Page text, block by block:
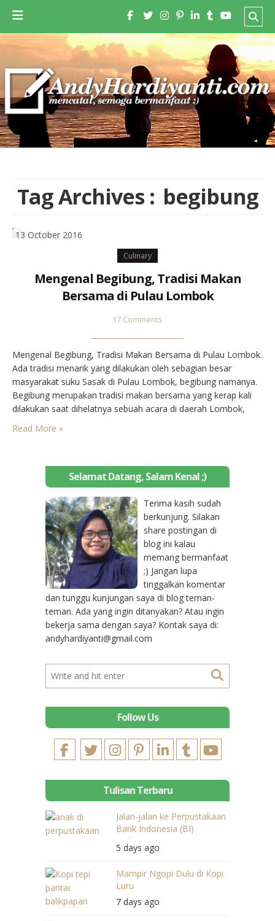
Tag Archives : begibung
13 October 2016
Culinary
Mengenal Begibung, Tradisi Makan
Bersama di Pulau Lombok
17 Comments
Mengenal Begibung, Tradisi Makan Bersama di Pulau Lombok.
Ada tradisi menarik yang dilakukan oleh sebagian besar
masyarakat suku Sasak di Pulau Lombok, begibung namanya.
Begibung merupakan tradisi makan bersama yang kerap kali
dilakukan saat dihelatnya sebuah acara di daerah Lombok,
misalnya: merariq (pernikahan), sunatan, maupun acara
Read More »
Selamat Datang, Salam Kenal ;)
Terima kasih sudah
berkunjung. Silakan
share postingan di
blog ini kalau
memang bermanfaat
;) Jangan lupa
tinggalkan komentar
dan tunggu kunjungan saya di blog teman-
teman. Ada yang ingin ditanyakan? Atau ingin
bekerja sama dengan saya? Kontak saya di:
andyhardiyanti@gmail.com
Follow Us
Tulisan Terbaru
Jalan-jalan ke Perpustakaan
Bank Indonesia (BI)
Balikpapan
5 days ago
Mampir Ngopi Dulu di Kopi
Luru
7 days ago